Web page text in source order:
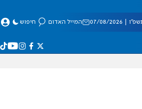
08/2026 המייל האדום חיפוש